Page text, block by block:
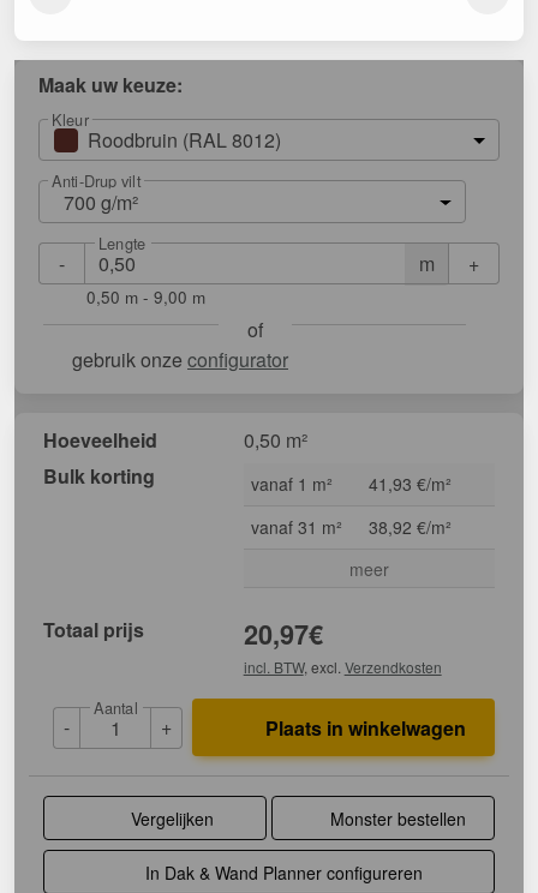
Maak uw keuze:
Kleur
Roodbruin (RAL 8012)
Anti-Drup vilt
700 g/m²
- m
Lengte
+
0,50 m - 9,00 m
of
gebruik onze configurator
Hoeveelheid
0,50 m²
Bulk korting
vanaf 1 m²
41,93 €/m²
vanaf 31 m²
38,92 €/m²
meer
Totaal prijs 20,97€
incl. BTW, excl. Verzendkosten
-
Aantal
+ Plaats in winkelwagen
Vergelijken Monster bestellen
In Dak & Wand Planner configureren